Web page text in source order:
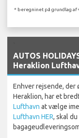
* beregninet på grundlag af
AUTOS
Heraklion
Enhver rejsende, der
Heraklion, har et
Lufthavn at vælge
Lufthavn HER, skal